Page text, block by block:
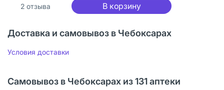
2 отзыва В корзину
Доставка и самовывоз в Чебоксарах
Условия доставки
Самовывоз в Чебоксарах из 131 аптеки